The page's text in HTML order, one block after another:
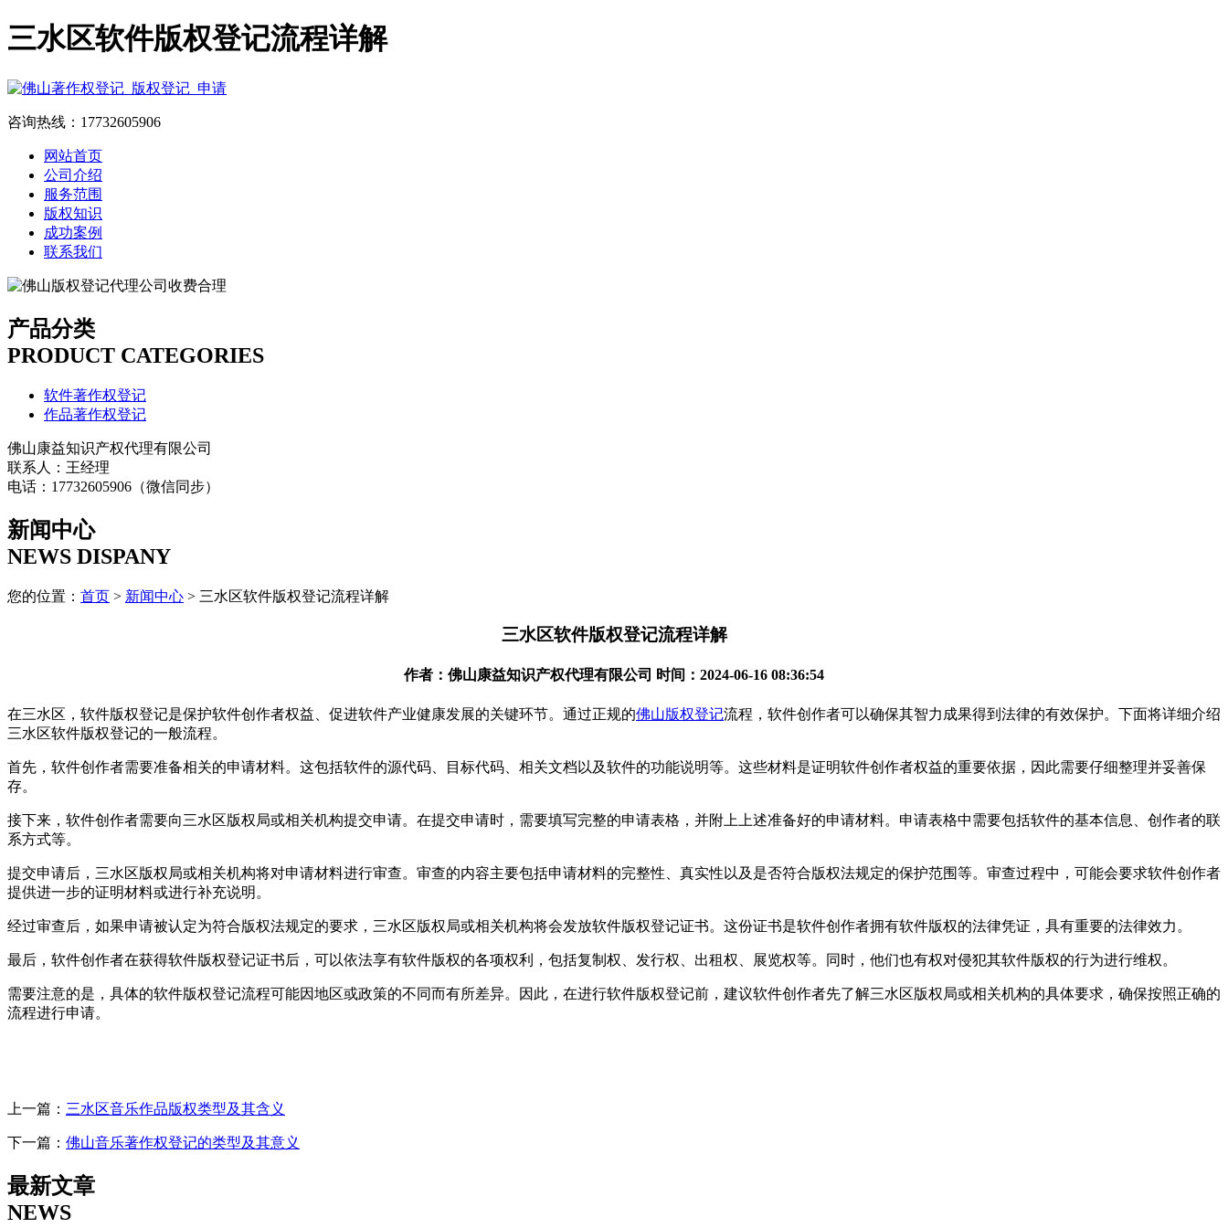
三水区软件版权登记流程详解
咨询热线：17732605906
网站首页
公司介绍
服务范围
版权知识
成功案例
联系我们
产品分类
PRODUCT CATEGORIES
软件著作权登记
作品著作权登记
佛山康益知识产权代理有限公司
联系人：王经理
电话：17732605906（微信同步）
新闻中心
NEWS DISPANY
您的位置： 首页 > 新闻中心 > 三水区软件版权登记流程详解
三水区软件版权登记流程详解
作者：佛山康益知识产权代理有限公司 时间：2024-06-16 08:36:54
在三水区，软件版权登记是保护软件创作者权益、促进软件产业健康发展的关键环节。通过正规的佛山版权登记流程，软件创作者可以确保其智力成果得到法律的有效保护。下面将详细介绍
三水区软件版权登记的一般流程。
首先，软件创作者需要准备相关的申请材料。这包括软件的源代码、目标代码、相关文档以及软件的功能说明等。这些材料是证明软件创作者权益的重要依据，因此需要仔细整理并妥善保
存。
接下来，软件创作者需要向三水区版权局或相关机构提交申请。在提交申请时，需要填写完整的申请表格，并附上上述准备好的申请材料。申请表格中需要包括软件的基本信息、创作者的联
系方式等。
提交申请后，三水区版权局或相关机构将对申请材料进行审查。审查的内容主要包括申请材料的完整性、真实性以及是否符合版权法规定的保护范围等。审查过程中，可能会要求软件创作者
提供进一步的证明材料或进行补充说明。
经过审查后，如果申请被认定为符合版权法规定的要求，三水区版权局或相关机构将会发放软件版权登记证书。这份证书是软件创作者拥有软件版权的法律凭证，具有重要的法律效力。
最后，软件创作者在获得软件版权登记证书后，可以依法享有软件版权的各项权利，包括复制权、发行权、出租权、展览权等。同时，他们也有权对侵犯其软件版权的行为进行维权。
需要注意的是，具体的软件版权登记流程可能因地区或政策的不同而有所差异。因此，在进行软件版权登记前，建议软件创作者先了解三水区版权局或相关机构的具体要求，确保按照正确的
流程进行申请。
上一篇： 三水区音乐作品版权类型及其含义
下一篇： 佛山音乐著作权登记的类型及其意义
最新文章
NEWS